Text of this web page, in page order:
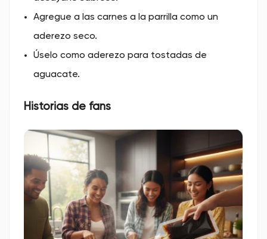
Agregue a las carnes a la parrilla como un
aderezo seco.
Úselo como aderezo para tostadas de
aguacate.
Historias de fans